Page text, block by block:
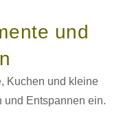
und
Kuchen und kleine
und Entspannen ein.